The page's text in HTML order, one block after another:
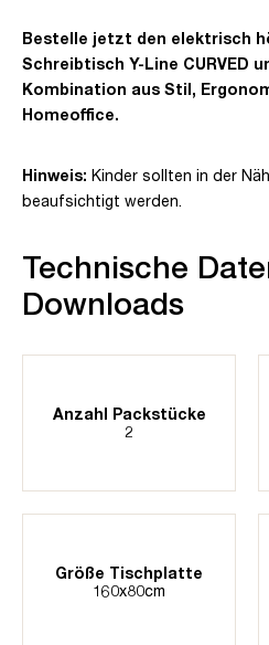
Bestelle jetzt den elektrisch
Schreibtisch Y-Line CURVED
Kombination aus Stil,
Homeoffice.
Hinweis: Kinder sollten in der
beaufsichtigt werden.
Technische
Downloads
Anzahl Packstücke
2
Größe Tischplatte
160x80cm